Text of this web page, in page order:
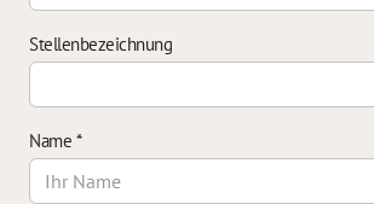
Stellenbezeichnung
Name *